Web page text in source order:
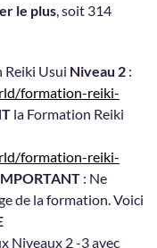
le plus , soit 314
Reiki Usui Niveau 2 :
formation-reiki-
la Formation Reiki
formation-reiki-
: Ne
de la formation. Voici
Niveaux 2 -3 avec